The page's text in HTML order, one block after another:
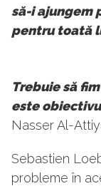
să-i ajungem
pentru toată
Trebuie să
este
Nasser Al-
Sebastien
probleme în